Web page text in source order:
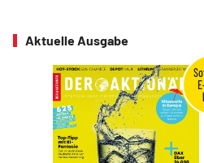
Aktuelle Ausgabe